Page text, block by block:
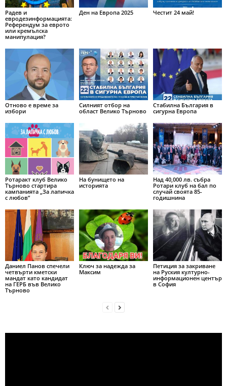
Радев и
евродезинформацията:
Референдум за еврото
или кремълска
манипулация?
Ден на Европа 2025 Честит 24 май!
Отново е време за
избори
Силният отбор на
област Велико Търново
Стабилна България в
сигурна Европа
Ротаракт клуб Велико
Търново стартира
кампанията „За лапичка
с любов”
На бунището на
историята
Над 40,000 лв. събра
Ротари клуб на бал по
случай своята 85-
годишнина
Даниел Панов спечели
четвърти кметски
мандат като кандидат
на ГЕРБ във Велико
Търново
Ключ за надежда за
Максим
Петиция за закриване
на Руския културно-
информационен център
в София